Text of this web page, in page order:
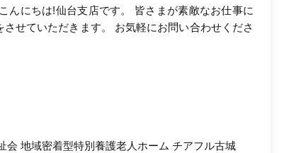
んにちは!仙台支店です。 皆さまが素敵なお仕事に
せていただきます。 お気軽にお問い合わせくださ
会 地域密着型特別養護老人ホーム チアフル古城